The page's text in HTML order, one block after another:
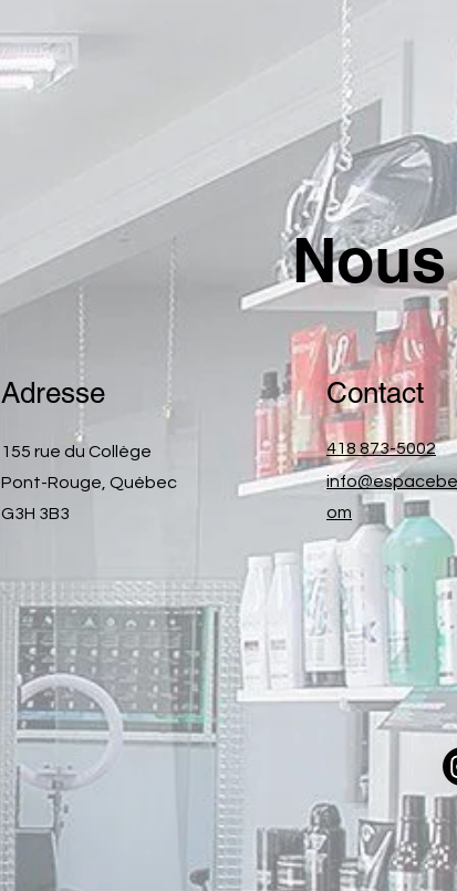
Adresse
155 rue du Collège
Pont-Rouge, Québec
G3H 3B3
Contact
418 873-5002
om